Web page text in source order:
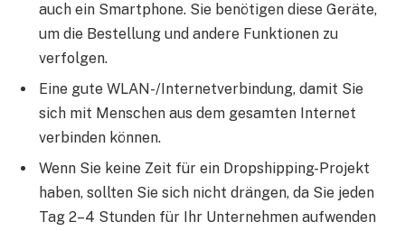
auch ein Smartphone. Sie benötigen diese Geräte,
um die Bestellung und andere Funktionen zu
verfolgen.
Eine gute WLAN-/Internetverbindung, damit Sie
sich mit Menschen aus dem gesamten Internet
verbinden können.
Wenn Sie keine Zeit für ein Dropshipping-Projekt
haben, sollten Sie sich nicht drängen, da Sie jeden
Tag 2–4 Stunden für Ihr Unternehmen aufwenden